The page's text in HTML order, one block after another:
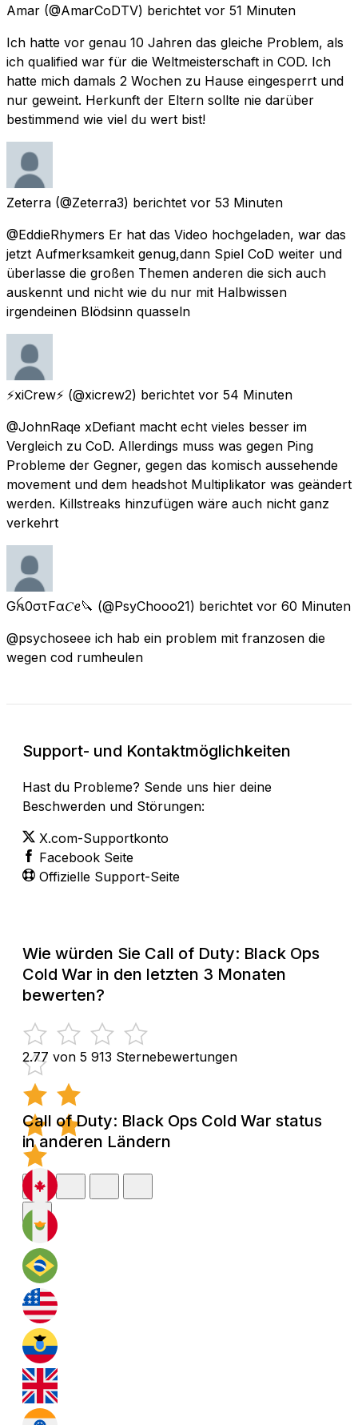
Amar (@AmarCoDTV) berichtet vor 51 Minuten
Ich hatte vor genau 10 Jahren das gleiche Problem, als
ich qualified war für die Weltmeisterschaft in COD. Ich
hatte mich damals 2 Wochen zu Hause eingesperrt und
nur geweint. Herkunft der Eltern sollte nie darüber
bestimmend wie viel du wert bist!
Zeterra (@Zeterra3) berichtet vor 53 Minuten
@EddieRhymers Er hat das Video hochgeladen, war das
jetzt Aufmerksamkeit genug,dann Spiel CoD weiter und
überlasse die großen Themen anderen die sich auch
auskennt und nicht wie du nur mit Halbwissen
irgendeinen Blödsinn quasseln
⚡️xiCrew⚡️ (@xicrew2) berichtet vor 54 Minuten
@JohnRaqe xDefiant macht echt vieles besser im
Vergleich zu CoD. Allerdings muss was gegen Ping
Probleme der Gegner, gegen das komisch aussehende
movement und dem headshot Multiplikator was geändert
werden. Killstreaks hinzufügen wäre auch nicht ganz
verkehrt
Gꫝ0στFα𝐶ꫀ🔪 (@PsyChooo21) berichtet vor 60 Minuten
@psychoseee ich hab ein problem mit franzosen die
wegen cod rumheulen
Support- und Kontaktmöglichkeiten
Hast du Probleme? Sende uns hier deine
Beschwerden und Störungen:
X.com-Supportkonto
Facebook Seite
Offizielle Support-Seite
Wie würden Sie Call of Duty: Black Ops
Cold War in den letzten 3 Monaten
bewerten?
2.77 von 5 913 Sternebewertungen
Call of Duty: Black Ops Cold War status
in anderen Ländern